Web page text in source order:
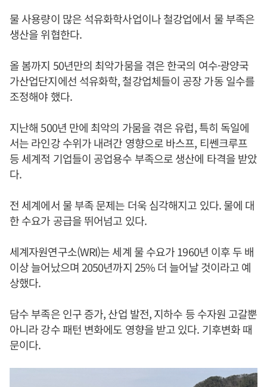
물 사용량이 많은 석유화학사업이나 철강업에서 물 부족은
생산을 위협한다.
올 봄까지 50년만의 최악가뭄을 겪은 한국의 여수·광양국
가산업단지에선 석유화학, 철강업체들이 공장 가동 일수를
조정해야 했다.
지난해 500년 만에 최악의 가뭄을 겪은 유럽, 특히 독일에
서는 라인강 수위가 내려간 영향으로 바스프, 티쎈크루프
등 세계적 기업들이 공업용수 부족으로 생산에 타격을 받았
다.
전 세계에서 물 부족 문제는 더욱 심각해지고 있다. 물에 대
한 수요가 공급을 뛰어넘고 있다.
세계자원연구소(WRI)는 세계 물 수요가 1960년 이후 두 배
이상 늘어났으며 2050년까지 25% 더 늘어날 것이라고 예
상했다.
담수 부족은 인구 증가, 산업 발전, 지하수 등 수자원 고갈뿐
아니라 강수 패턴 변화에도 영향을 받고 있다. 기후변화 때
문이다.